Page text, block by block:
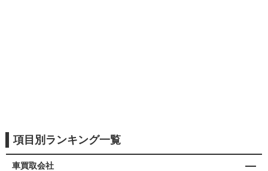
項目別ランキング一覧
車買取会社